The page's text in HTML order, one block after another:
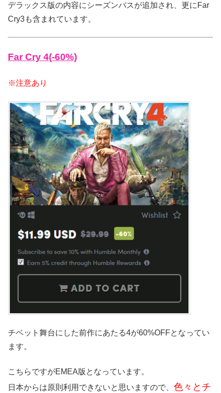
デラックス版の内容にシーズンパスが追加され、更にFar
Cry3も含まれています。
Far Cry 4(-60%)
※注意あり
チベット舞台にした前作にあたる4が60%OFFとなってい
ます。
こちらですがEMEA版となっています。
日本からは原則利用できないと思いますので、 色々とチ